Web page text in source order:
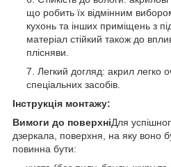
що робить їх відмінним
кухонь та інших приміщень з
матеріал стійкий також до
плісняви.
Легкий догляд: акрил легко
спеціальних засобів.
Інструкція монтажу:
Вимоги до поверхніДля
дзеркала, поверхня, на яку воно
повинна бути: